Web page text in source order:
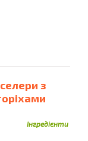
з
Інгредієнти